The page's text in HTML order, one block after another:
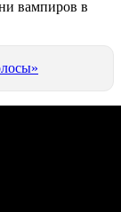
вампиров в